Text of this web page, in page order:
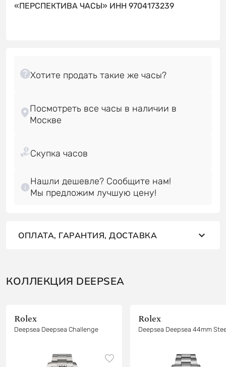
«ПЕРСПЕКТИВА ЧАСЫ» ИНН 9704173239
Посмотреть все часы в наличии в
Нашли дешевле? Сообщите нам!
Мы предложим лучшую цену!
ОПЛАТА, ГАРАНТИЯ, ДОСТАВКА
КОЛЛЕКЦИЯ DEEPSEA
Rolex
Deepsea Deepsea Challenge
Rolex
Deepsea Deepsea 44mm